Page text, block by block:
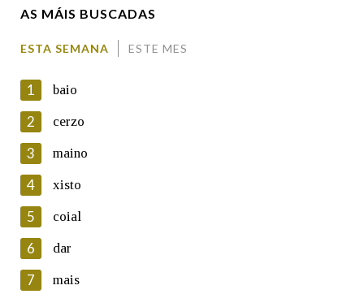
En cumprimento da normativa vixente en materia de
Protección de Datos de Carácter Persoal, a Real Academia
Galega informa a aqueles usuarios que faciliten o seu correo
electrónico, así como calquera outra información de carácter
persoal, que estes datos serán obxecto de tratamento
automatizado de carácter confidencial e incorporados aos seus
ficheiros informáticos. Así mesmo, os usuarios poderán exercer o
seu dereito de acceso, rectificación, oposición e cancelación dos
seus datos poñéndose en contacto connosco.
AS MÁIS BUSCADAS
ESTA SEMANA ESTE MES
1 baio
2 cerzo
3 maino
4 xisto
5 coial
6 dar
7 mais